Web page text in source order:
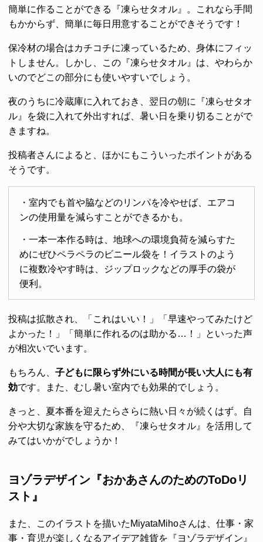
簡単に作ることができる『凍らせタオル』。これなら手間
もかからず、簡単に毎日用意することができそうです！
保冷材の場合はカチコチに凍っているため、身体にフィッ
トしません。しかし、この『凍らせタオル』は、やわらか
いのでどこの部分にも使いやすいでしょう。
夜のうちに冷蔵庫に入れておき、翌日の朝に『凍らせタオ
ル』を袋に入れて外出すれば、暑い日を乗り切ることがで
きますね。
投稿者さんによると、ほかにもこういったポイントがある
そうです。
・室内でも首や脇などのリンパを冷やせば、エアコ
ンの使用量を減らすことができるかも。
・一本一本作る時は、地球への環境負荷を減らすた
めにぜひペラペラのビニール袋を！イラストのよう
に複数冷やす時は、ジップロックなどの厚手の袋が
便利。
投稿は拡散され、「これはいい！」「早速やってみたけど
よかった！」「簡単に作れるのは助かる…！」といった声
が相次いでいます。
もちろん、 子どもに限らず外にいる時間が長い大人にも有
効です。また、むし暑い室内でも効果的でしょう。
きっと、夏本番を迎えたらさらに熱い日々が続くはず。自
分や大切な家族を守るため、『凍らせタオル』を活用して
みてはいかがでしょうか！
ヨゾラデザイン『おかあさんのためのToDoリ
スト』
また、このイラストを描いたMiyataMihoさんは、仕事・家
事・育児が楽しくなるアイデア雑貨を『ヨゾラデザイン』